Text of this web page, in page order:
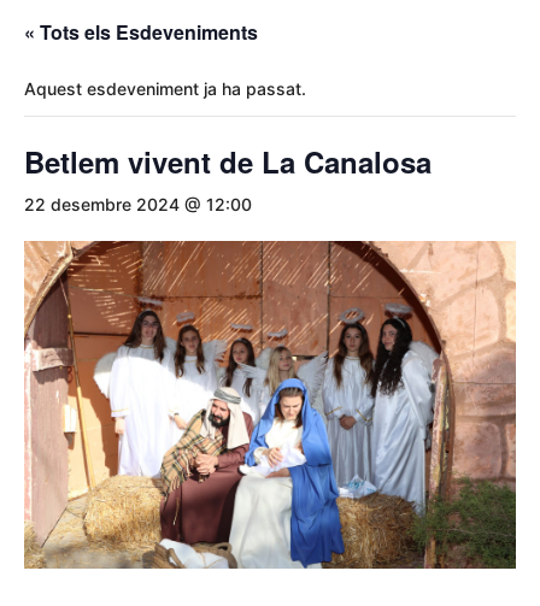
« Tots els Esdeveniments
Aquest esdeveniment ja ha passat.
Betlem vivent de La Canalosa
22 desembre 2024 @ 12:00